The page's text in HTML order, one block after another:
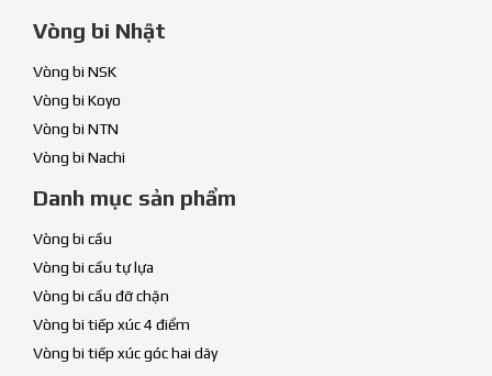
Vòng bi Nhật
Vòng bi NSK
Vòng bi Koyo
Vòng bi NTN
Vòng bi Nachi
Danh mục sản phẩm
Vòng bi cầu
Vòng bi cầu tự lựa
Vòng bi cầu đỡ chặn
Vòng bi tiếp xúc 4 điểm
Vòng bi tiếp xúc góc hai dãy